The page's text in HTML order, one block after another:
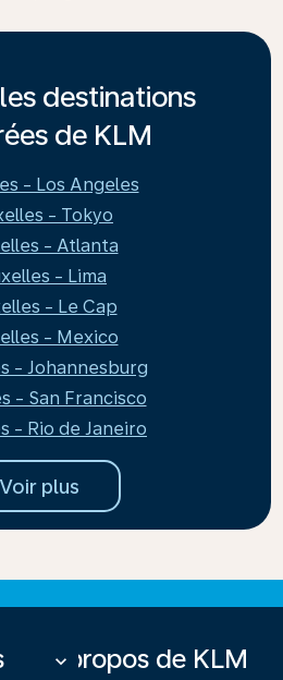
destinations
de KLM
- Los Angeles
- Tokyo
- Atlanta
- Lima
- Le Cap
- Mexico
- Johannesburg
- San Francisco
- Rio de Janeiro
Voir plus
À propos de KLM
keyboard_arrow_down